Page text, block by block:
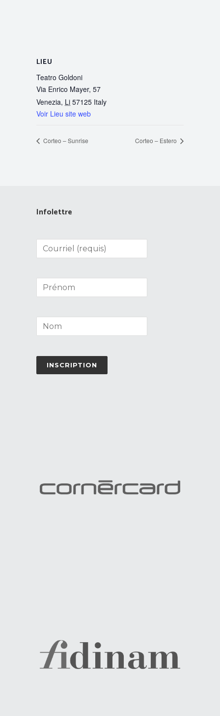
LIEU
Teatro Goldoni
Via Enrico Mayer, 57
Venezia, Li 57125 Italy
Voir Lieu site web
Corteo – Sunrise Corteo – Estero
Infolettre